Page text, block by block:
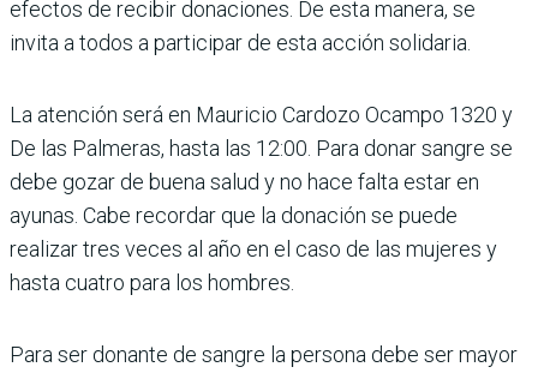
efectos de recibir donaciones. De esta manera, se
invita a todos a participar de esta acción solidaria.
La atención será en Mauricio Cardozo Ocampo 1320 y
De las Palmeras, hasta las 12:00. Para donar sangre se
debe gozar de buena salud y no hace falta estar en
ayunas. Cabe recordar que la donación se puede
realizar tres veces al año en el caso de las mujeres y
hasta cuatro para los hombres.
Para ser donante de sangre la persona debe ser mayor